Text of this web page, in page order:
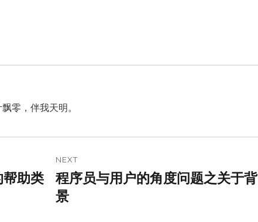
零，伴我天明。
助类
NEXT
Next
post:
程序员与用户的角度问题之关于背
景